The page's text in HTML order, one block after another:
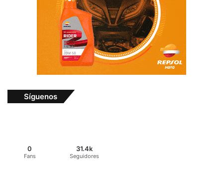
Síguenos
0
Fans
31.4k
Seguidores